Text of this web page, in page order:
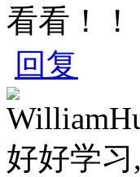
看看！！
回复
好好学